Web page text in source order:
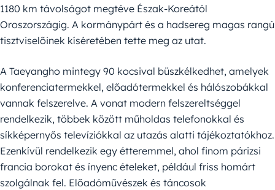
1180 km távolságot megtéve Észak-Koreától
Oroszországig. A kormánypárt és a hadsereg magas rangú
tisztviselőinek kíséretében tette meg az utat.
A Taeyangho mintegy 90 kocsival büszkélkedhet, amelyek
konferenciatermekkel, előadótermekkel és hálószobákkal
vannak felszerelve. A vonat modern felszereltséggel
rendelkezik, többek között műholdas telefonokkal és
síkképernyős televíziókkal az utazás alatti tájékoztatókhoz.
Ezenkívül rendelkezik egy étteremmel, ahol finom párizsi
francia borokat és ínyenc ételeket, például friss homárt
szolgálnak fel. Előadóművészek és táncosok